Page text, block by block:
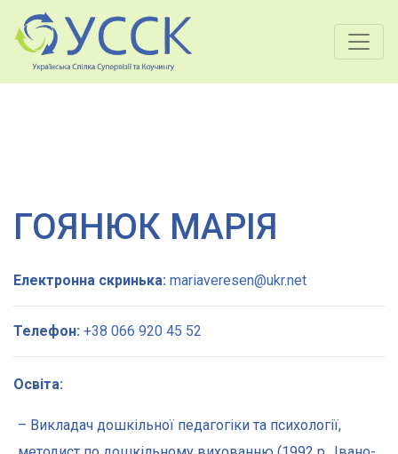
ГОЯНЮК МАРІЯ
Електронна скринька: mariaveresen@ukr.net
Телефон: +38 066 920 45 52
Освіта:
– Викладач дошкільної педагогіки та психології,